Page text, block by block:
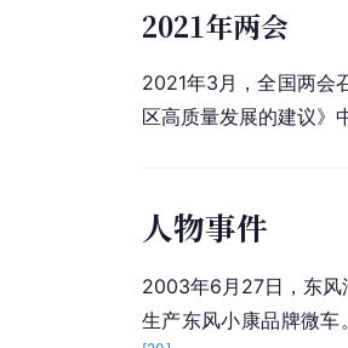
2021年两会
2021年3月，全国两会
区高质量发展的建议》
人物事件
2003年6月27日， 东风
生产东风小康品牌微车